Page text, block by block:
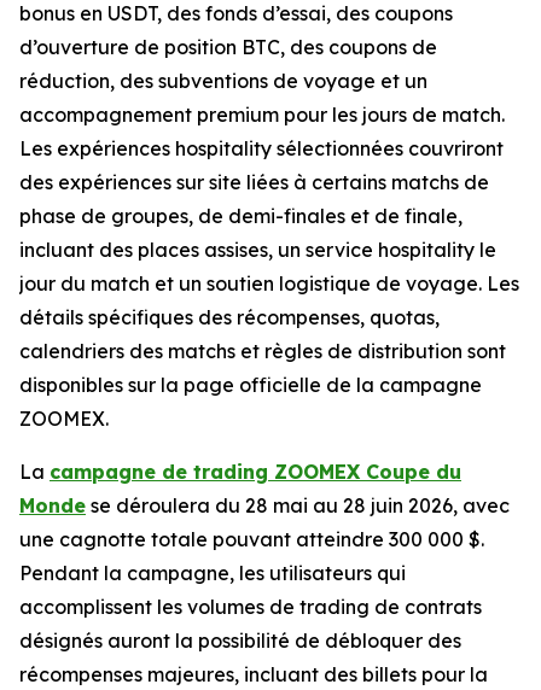
bonus en USDT, des fonds d’essai, des coupons
d’ouverture de position BTC, des coupons de
réduction, des subventions de voyage et un
accompagnement premium pour les jours de match.
Les expériences hospitality sélectionnées couvriront
des expériences sur site liées à certains matchs de
phase de groupes, de demi-finales et de finale,
incluant des places assises, un service hospitality le
jour du match et un soutien logistique de voyage. Les
détails spécifiques des récompenses, quotas,
calendriers des matchs et règles de distribution sont
disponibles sur la page officielle de la campagne
ZOOMEX.
La campagne de trading ZOOMEX Coupe du
Monde se déroulera du 28 mai au 28 juin 2026, avec
une cagnotte totale pouvant atteindre 300 000 $.
Pendant la campagne, les utilisateurs qui
accomplissent les volumes de trading de contrats
désignés auront la possibilité de débloquer des
récompenses majeures, incluant des billets pour la